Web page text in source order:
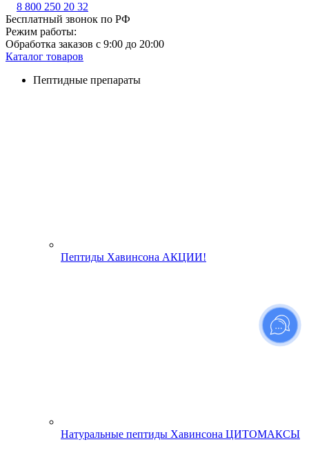
8 800 250 20 32
Бесплатный звонок по РФ
Режим работы:
Обработка заказов с 9:00 до 20:00
Каталог товаров
Пептидные препараты
Пептиды Хавинсона АКЦИИ!
Натуральные пептиды Хавинсона ЦИТОМАКСЫ